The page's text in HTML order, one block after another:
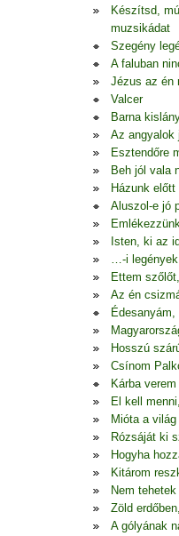
Készítsd,
muzsikádat
Szegény
A faluban
Jézus az én
Valcer
Barna
Az angyalok
Esztendőre
Beh jól vala
Házunk
Aluszol-e jó
Isten, ki az
…-i
Ettem
Az én
Hosszú
Csínom
Kárba
El kell
Mióta a
Rózsáját ki
Hogyha
Kitárom
Nem
Zöld
A gólyának